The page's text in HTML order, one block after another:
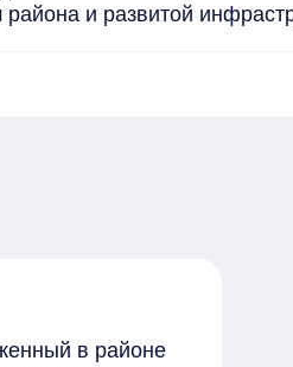
и развитой
в районе